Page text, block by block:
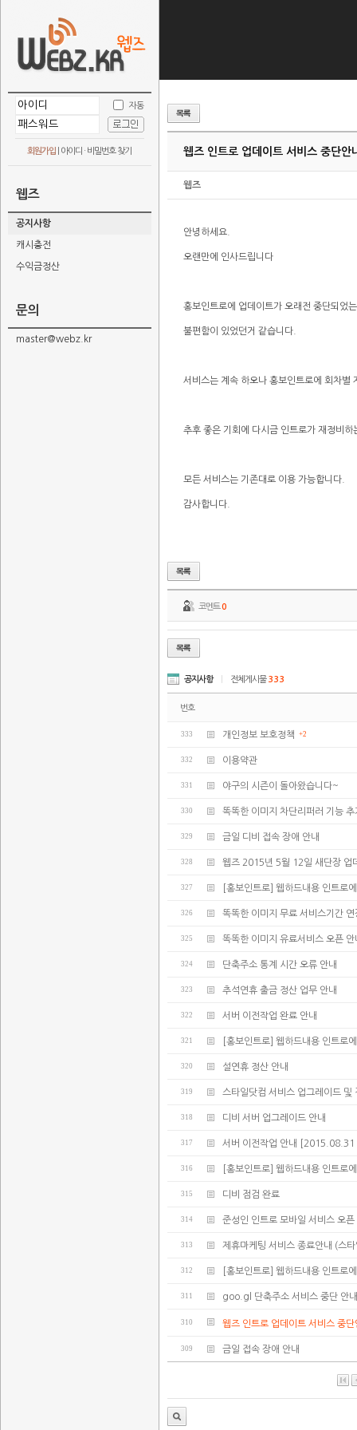
자동
회원가입 아이디 · 비밀번호 찾기
웹즈
공지사항
캐시충전
수익금정산
문의
master@webz.kr
웹즈 인트로 업데이트 서비스 중단안
웹즈
안녕하세요.
오랜만에 인사드립니다
홍보인트로에 업데이트가 오래전 중단되었
불편함이 있었던거 같습니다.
서비스는 계속 하오나 홍보인트로에 회차별
추후 좋은 기회에 다시금 인트로가 재정비
모든 서비스는 기존대로 이용 가능합니다.
감사합니다.
코멘트0
공지사항 전체게시물333
번호
333 개인정보 보호정책 +2
332 이용약관
331 야구의 시즌이 돌아왔습니다~
330 똑똑한 이미지 차단리퍼러 기능 추
329 금일 디비 접속 장애 안내
328 웹즈 2015년 5월 12일 새단장 업
327 [홍보인트로] 웹하드내용 인트로
326 똑똑한 이미지 무료 서비스기간 연
325 똑똑한 이미지 유료서비스 오픈 안
324 단축주소 통계 시간 오류 안내
323 추석연휴 출금 정산 업무 안내
322 서버 이전작업 완료 안내
321 [홍보인트로] 웹하드내용 인트로
320 설연휴 정산 안내
319 스타일닷컴 서비스 업그레이드 및
318 디비 서버 업그레이드 안내
317 서버 이전작업 안내
316 [홍보인트로] 웹하드내용 인트로
315 디비 점검 완료
314 준성인 인트로 모바일 서비스 오픈
313 제휴마케팅 서비스 종료안내 (스
312 [홍보인트로] 웹하드내용 인트로
311 goo.gl 단축주소 서비스 중단 안내
310 웹즈 인트로 업데이트 서비스 중단
309 금일 접속 장애 안내